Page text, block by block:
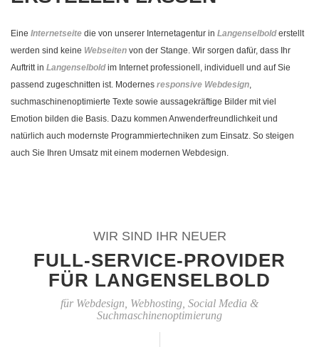
Eine Internetseite die von unserer Internetagentur in Langenselbolderstellt
werden sind keine Webseiten von der Stange. Wir sorgen dafür, dass Ihr
Auftritt in Langenselbold im Internet professionell, individuell und auf Sie
passend zugeschnitten ist. Modernes responsive Webdesign,
suchmaschinenoptimierte Texte sowie aussagekräftige Bilder mit viel
Emotion bilden die Basis. Dazu kommen Anwenderfreundlichkeit und
natürlich auch modernste Programmiertechniken zum Einsatz. So steigen
auch Sie Ihren Umsatz mit einem modernen Webdesign.
WIR SIND IHR NEUER
FULL-SERVICE-PROVIDER
FÜR LANGENSELBOLD
für Webdesign, Webhosting, Social Media &
Suchmaschinenoptimierung